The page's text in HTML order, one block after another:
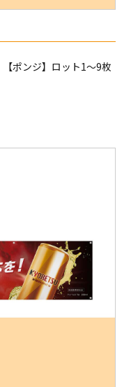
ポンジ】ロット1～9枚